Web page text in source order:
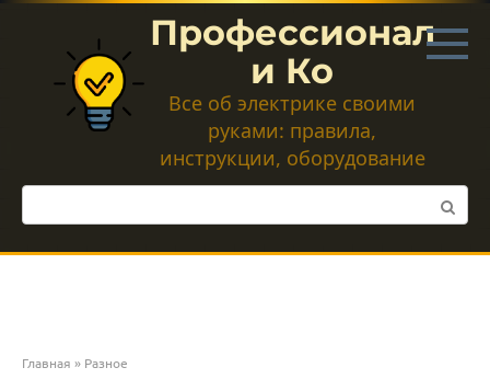
Перейти
контенту
Профессионал
и Ко
Все об электрике своими
руками: правила,
инструкции, оборудование
Поиск:
Главная » Разное